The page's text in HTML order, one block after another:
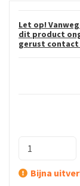
Let op!
dit product
gerust contact
Bijna